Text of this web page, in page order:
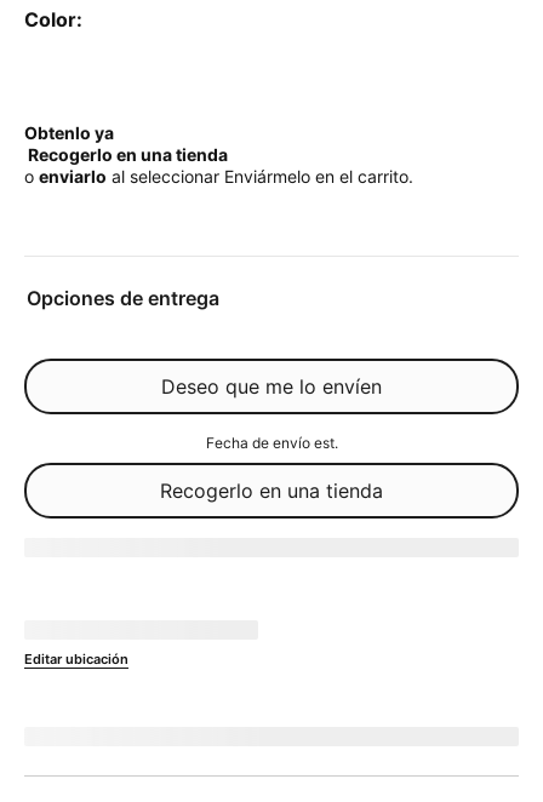
Color:
Obtenlo ya
Recogerlo en una tienda
o enviarlo al seleccionar Enviármelo en el carrito.
Opciones de entrega
Deseo que me lo envíen
Fecha de envío est.
Recogerlo en una tienda
Editar ubicación